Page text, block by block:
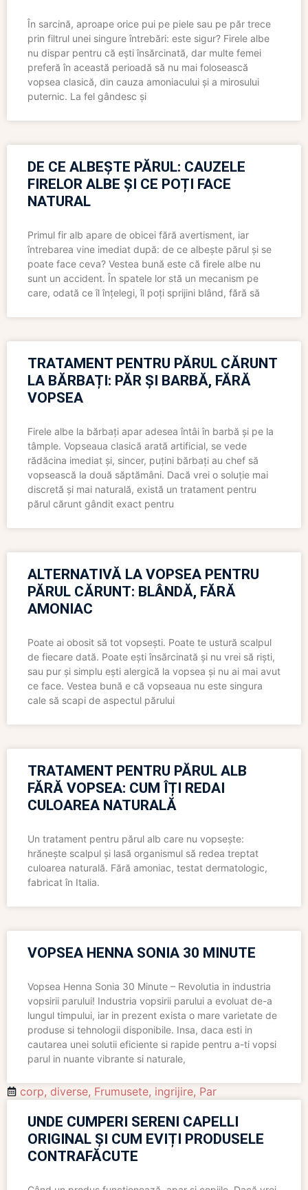
În sarcină, aproape orice pui pe piele sau pe păr trece
prin filtrul unei singure întrebări: este sigur? Firele albe
nu dispar pentru că ești însărcinată, dar multe femei
preferă în această perioadă să nu mai folosească
vopsea clasică, din cauza amoniacului și a mirosului
puternic. La fel gândesc și
DE CE ALBEȘTE PĂRUL: CAUZELE
FIRELOR ALBE ȘI CE POȚI FACE
NATURAL
Primul fir alb apare de obicei fără avertisment, iar
întrebarea vine imediat după: de ce albește părul și se
poate face ceva? Vestea bună este că firele albe nu
sunt un accident. În spatele lor stă un mecanism pe
care, odată ce îl înțelegi, îl poți sprijini blând, fără să
TRATAMENT PENTRU PĂRUL CĂRUNT
LA BĂRBAȚI: PĂR ȘI BARBĂ, FĂRĂ
VOPSEA
Firele albe la bărbați apar adesea întâi în barbă și pe la
tâmple. Vopseaua clasică arată artificial, se vede
rădăcina imediat și, sincer, puțini bărbați au chef să
vopsească la două săptămâni. Dacă vrei o soluție mai
discretă și mai naturală, există un tratament pentru
părul cărunt gândit exact pentru
ALTERNATIVĂ LA VOPSEA PENTRU
PĂRUL CĂRUNT: BLÂNDĂ, FĂRĂ
AMONIAC
Poate ai obosit să tot vopsești. Poate te ustură scalpul
de fiecare dată. Poate ești însărcinată și nu vrei să riști,
sau pur și simplu ești alergică la vopsea și nu ai mai avut
ce face. Vestea bună e că vopseaua nu este singura
cale să scapi de aspectul părului
TRATAMENT PENTRU PĂRUL ALB
FĂRĂ VOPSEA: CUM ÎȚI REDAI
CULOAREA NATURALĂ
Un tratament pentru părul alb care nu vopsește:
hrănește scalpul și lasă organismul să redea treptat
culoarea naturală. Fără amoniac, testat dermatologic,
fabricat în Italia.
VOPSEA HENNA SONIA 30 MINUTE
Vopsea Henna Sonia 30 Minute – Revolutia in industria
vopsirii parului! Industria vopsirii parului a evoluat de-a
lungul timpului, iar in prezent exista o mare varietate de
produse si tehnologii disponibile. Insa, daca esti in
cautarea unei solutii eficiente si rapide pentru a-ti vopsi
parul in nuante vibrante si naturale,
corp, diverse, Frumusete, ingrijire, Par
UNDE CUMPERI SERENI CAPELLI
ORIGINAL ȘI CUM EVIȚI PRODUSELE
CONTRAFĂCUTE